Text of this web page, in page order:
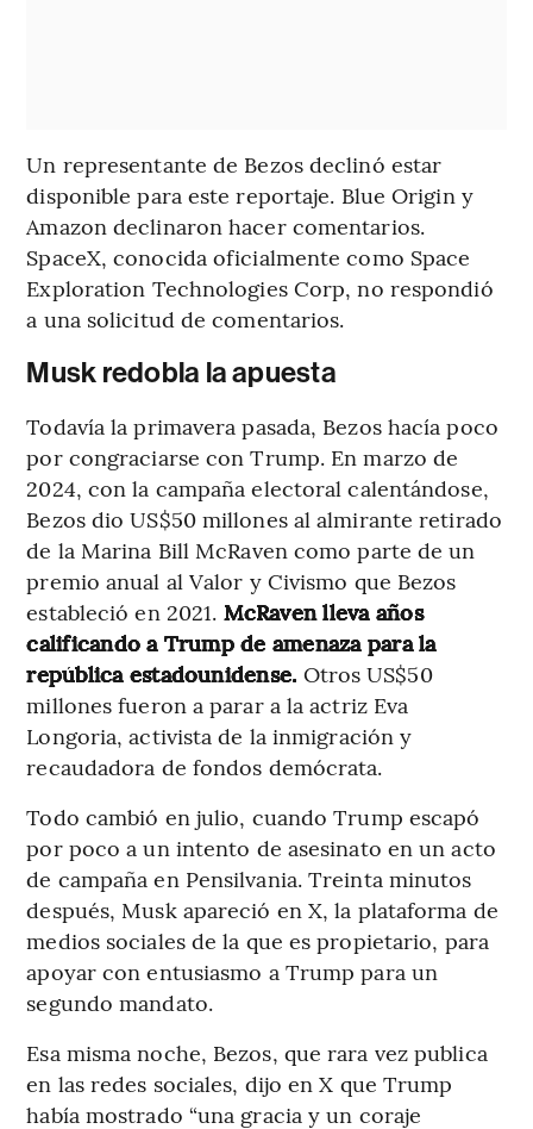
Un representante de Bezos declinó estar
disponible para este reportaje. Blue Origin y
Amazon declinaron hacer comentarios.
SpaceX, conocida oficialmente como Space
Exploration Technologies Corp, no respondió
a una solicitud de comentarios.
Musk redobla la apuesta
Todavía la primavera pasada, Bezos hacía poco
por congraciarse con Trump. En marzo de
2024, con la campaña electoral calentándose,
Bezos dio US$50 millones al almirante retirado
de la Marina Bill McRaven como parte de un
premio anual al Valor y Civismo que Bezos
estableció en 2021. McRaven lleva años
calificando a Trump de amenaza para la
república estadounidense. Otros US$50
millones fueron a parar a la actriz Eva
Longoria, activista de la inmigración y
recaudadora de fondos demócrata.
Todo cambió en julio, cuando Trump escapó
por poco a un intento de asesinato en un acto
de campaña en Pensilvania. Treinta minutos
después, Musk apareció en X, la plataforma de
medios sociales de la que es propietario, para
apoyar con entusiasmo a Trump para un
segundo mandato.
Esa misma noche, Bezos, que rara vez publica
en las redes sociales, dijo en X que Trump
había mostrado “una gracia y un coraje